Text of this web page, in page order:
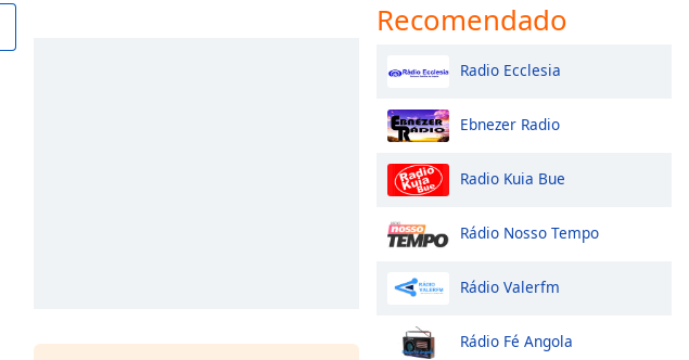
Recomendado
Radio Ecclesia
Ebnezer Radio
Radio Kuia Bue
Rádio Nosso Tempo
Rádio Valerfm
Rádio Fé Angola